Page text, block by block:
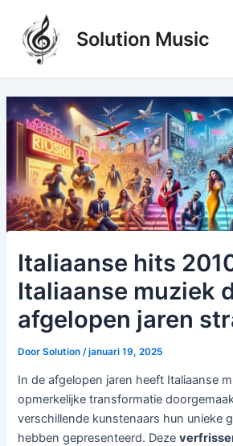
Solution Music
Italiaanse hits
Italiaanse muziek
afgelopen jaren
DoorSolution/januari 19, 2025
In de afgelopen jaren heeft Italiaanse
opmerkelijke transformatie
verschillende kunstenaars hun unieke
hebben gepresenteerd. Deze